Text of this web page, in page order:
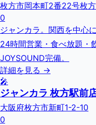
枚方市岡本町2番22号枚
0
ジャンカラ。関西を中心
24時間営業・食べ放題・
JOYSOUND完備。
詳細を見る →
🎤
ジャンカラ 枚方駅前
大阪府枚方市新町1-2-10
0